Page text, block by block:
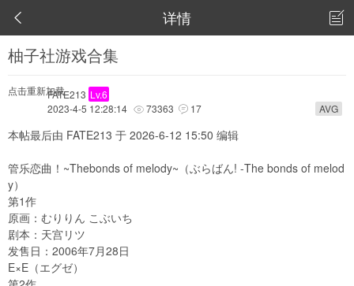
 详情 
柚子社游戏合集
点击重新加载FATE213 Lv.6
2023-4-5 12:28:14  73363  17 AVG
本帖最后由 FATE213 于 2026-6-12 15:50 编辑
管乐恋曲！~Thebonds of melody~（ぶらばん! -The bonds of melod
y）
第1作
原画：むりりん こぶいち
剧本：天宫リツ
发售日：2006年7月28日
E×E （エグゼ）